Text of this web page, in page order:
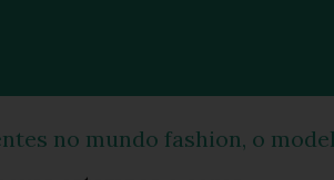
no mundo fashion, o